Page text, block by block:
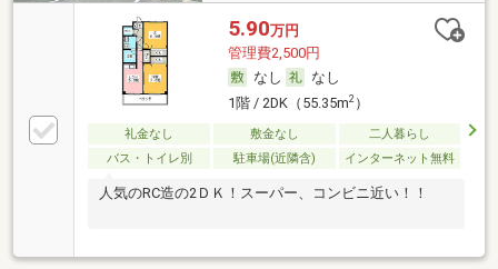
5.90万円
管理費2,500円
なし
なし
1階 / 2DK（55.35m2）
礼金なし 敷金なし
二人暮らし
バス・トイレ別
駐車場(近隣含) インターネット無料
人気のRC造の2ＤＫ！スーパー、コンビニ近い！！